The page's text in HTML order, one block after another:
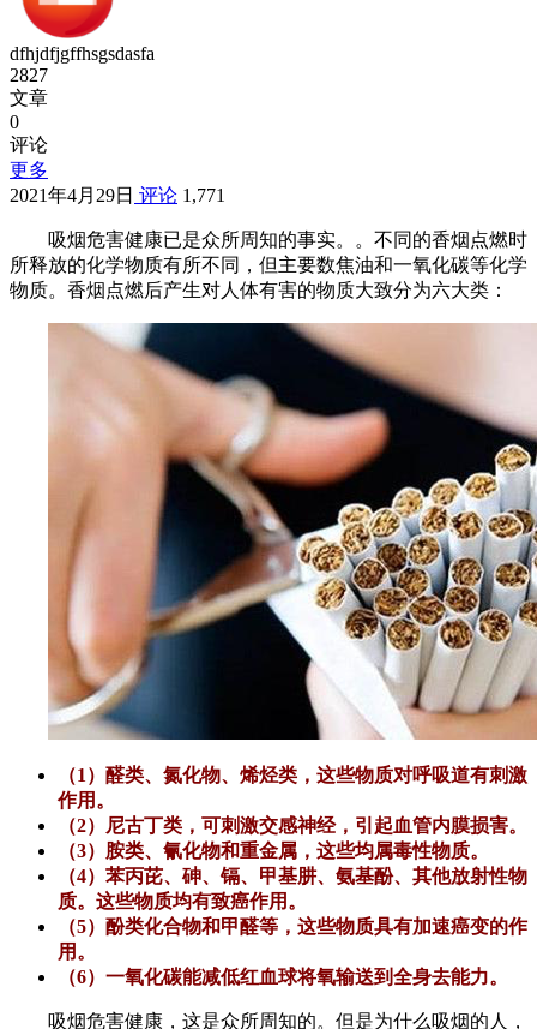
dfhjdfjgffhsgsdasfa
2827
文章
0
评论
更多
2021年4月29日 评论 1,771
吸烟危害健康已是众所周知的事实。。不同的香烟点燃时
所释放的化学物质有所不同，但主要数焦油和一氧化碳等化学
物质。香烟点燃后产生对人体有害的物质大致分为六大类：
（1）醛类、氮化物、烯烃类，这些物质对呼吸道有刺激
作用。
（2）尼古丁类，可刺激交感神经，引起血管内膜损害。
（3）胺类、氰化物和重金属，这些均属毒性物质。
（4）苯丙芘、砷、镉、甲基肼、氨基酚、其他放射性物
质。这些物质均有致癌作用。
（5）酚类化合物和甲醛等，这些物质具有加速癌变的作
用。
（6）一氧化碳能减低红血球将氧输送到全身去能力。
吸烟危害健康，这是众所周知的。但是为什么吸烟的人，